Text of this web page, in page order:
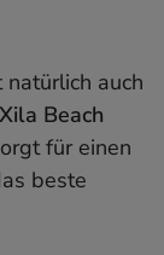
auch
Xila Beach
für einen
beste